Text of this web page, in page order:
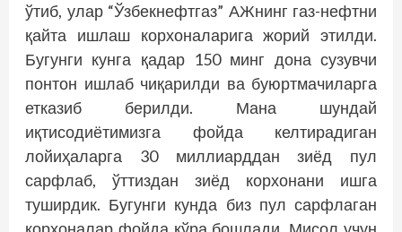
ўтиб, улар “Ўзбекнефтгаз” АЖнинг газ-нефт­ни
қайта ишлаш корхоналарига жорий этилди.
Бугунги кунга қадар 150 минг дона сузувчи
понтон ишлаб чиқарилди ва буюртмачиларга
етказиб берилди. Мана шундай
иқтисодиётимизга фойда келтирадиган
лойиҳаларга 30 миллиарддан зиёд пул
сарфлаб, ўттиздан зиёд корхонани ишга
туширдик. Бугунги кунда биз пул сарфлаган
корхоналар фойда кўра бошлади. Мисол учун